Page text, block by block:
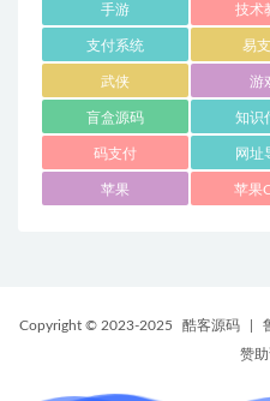
手游 技术
支付系统 易
武侠 游
盲盒源码 知识
码支付 网址
苹果 苹果
Copyright © 2023-2025 酷客源码
赞助